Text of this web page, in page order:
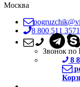
Москва
8 800 511 3571
Звонок по
8